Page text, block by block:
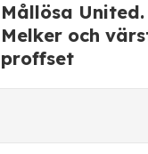
Mållösa
Melker och
proffset